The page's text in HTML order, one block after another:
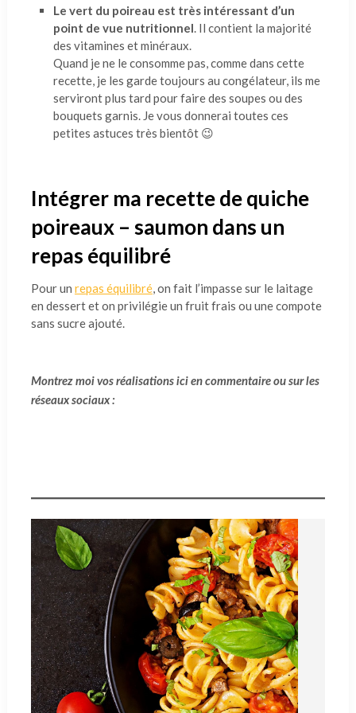
Le vert du poireau est très intéressant d’un
point de vue nutritionnel . Il contient la majorité
des vitamines et minéraux.
Quand je ne le consomme pas, comme dans cette
recette, je les garde toujours au congélateur, ils me
serviront plus tard pour faire des soupes ou des
bouquets garnis. Je vous donnerai toutes ces
petites astuces très bientôt 😉
Intégrer ma recette de quiche
poireaux – saumon dans un
repas équilibré
Pour un repas équilibré, on fait l’impasse sur le laitage
en dessert et on privilégie un fruit frais ou une compote
sans sucre ajouté.
Montrez moi vos réalisations ici en commentaire ou sur les
réseaux sociaux :